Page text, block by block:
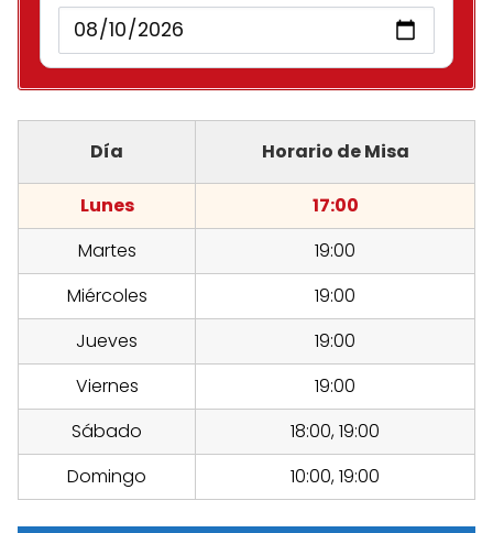
Día Horario de Misa
Lunes
17:00
Martes
19:00
Miércoles
19:00
Jueves
19:00
Viernes
19:00
Sábado
18:00, 19:00
Domingo
10:00, 19:00